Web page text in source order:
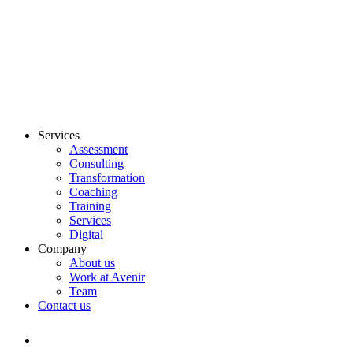
Services
Assessment
Consulting
Transformation
Coaching
Training
Services
Digital
Company
About us
Work at Avenir
Team
Contact us